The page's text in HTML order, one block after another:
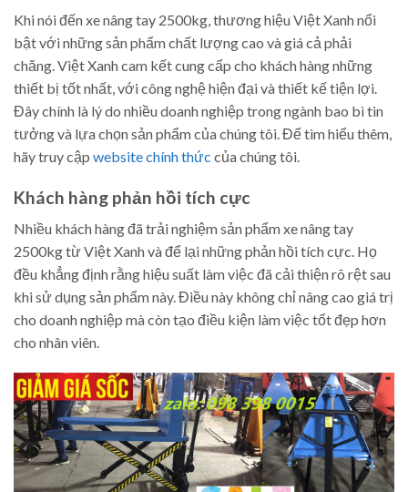
Khi nói đến xe nâng tay 2500kg, thương hiệu Việt Xanh nổi
bật với những sản phẩm chất lượng cao và giá cả phải
chăng. Việt Xanh cam kết cung cấp cho khách hàng những
thiết bị tốt nhất, với công nghệ hiện đại và thiết kế tiện lợi.
Đây chính là lý do nhiều doanh nghiệp trong ngành bao bì tin
tưởng và lựa chọn sản phẩm của chúng tôi. Để tìm hiểu thêm,
hãy truy cập website chính thức của chúng tôi.
Khách hàng phản hồi tích cực
Nhiều khách hàng đã trải nghiệm sản phẩm xe nâng tay
2500kg từ Việt Xanh và để lại những phản hồi tích cực. Họ
đều khẳng định rằng hiệu suất làm việc đã cải thiện rõ rệt sau
khi sử dụng sản phẩm này. Điều này không chỉ nâng cao giá trị
cho doanh nghiệp mà còn tạo điều kiện làm việc tốt đẹp hơn
cho nhân viên.